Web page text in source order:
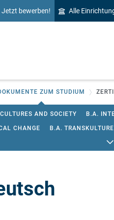
Jetzt bewerben! Alle
ZUM STUDIUM
AND SOCIETY B.A.
CHANGE B.A.
M.ED. LEHRAMT AN